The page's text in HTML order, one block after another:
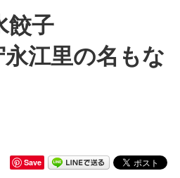
餃子
永江里の名もな
Save